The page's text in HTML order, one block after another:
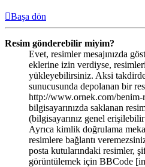
Başa dön
Resim gönderebilir miyim?
Evet, resimler mesajınızda
eklerine izin verdiyse,
yükleyebilirsiniz. Aksi
sunucusunda depolanan bir
http://www.ornek.com/
bilgisayarınızda saklanan
(bilgisayarınız genel
Ayrıca kimlik doğrulama
resimlere bağlantı
posta kutularındaki resimler,
görüntülemek için BBCode